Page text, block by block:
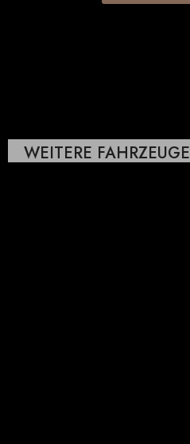
WEITERE FAHRZEUGE